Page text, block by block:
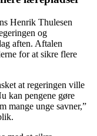
Henrik Thulesen
og
aften. Aftalen
for at sikre flere
at regeringen ville
kan pengene gøre
mange unge savner,”